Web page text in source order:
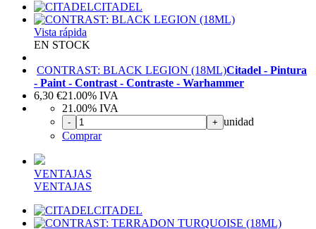
CITADEL
Vista rápida
EN STOCK
CONTRAST: BLACK LEGION (18ML)Citadel - Pintura
- Paint - Contrast - Contraste - Warhammer
6,30 €21.00% IVA
21.00% IVA
- + unidad
Comprar
VENTAJAS
VENTAJAS
CITADEL